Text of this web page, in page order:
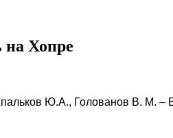
Хопре
Ю.А., Голованов В. М. –